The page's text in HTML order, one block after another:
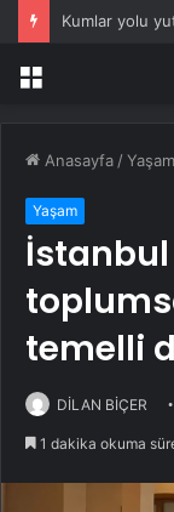
Kumlar yolu
Menü
Anasayfa /Yaşam
Yaşam
İstanbul
temelli
DİLAN BİÇER
1 dakika okuma